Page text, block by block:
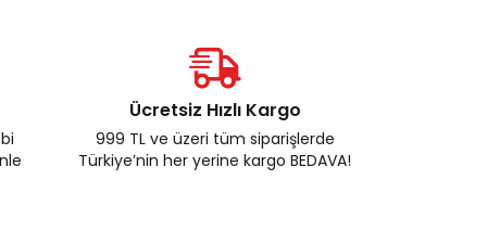
Ücretsiz Hızlı Kargo
999 TL ve üzeri tüm siparişlerde
Türkiye’nin her yerine kargo BEDAVA!